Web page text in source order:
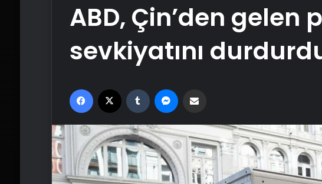
ABD, Çin’den gelen
sevkiyatını
Facebook Tumblr